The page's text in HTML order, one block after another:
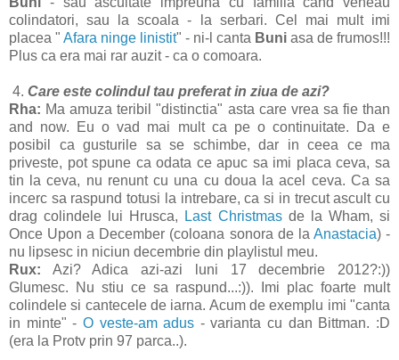
colindatori, sau la scoala - la serbari. Cel mai mult imi
placea " Afara ninge linistit" - ni-l canta Buni asa de frumos!!!
Plus ca era mai rar auzit - ca o comoara.
4. Care este colindul tau preferat in ziua de azi?
Rha: Ma amuza teribil "distinctia" asta care vrea sa fie than
and now. Eu o vad mai mult ca pe o continuitate. Da e
posibil ca gusturile sa se schimbe, dar in ceea ce ma
priveste, pot spune ca odata ce apuc sa imi placa ceva, sa
tin la ceva, nu renunt cu una cu doua la acel ceva. Ca sa
incerc sa raspund totusi la intrebare, ca si in trecut ascult cu
drag colindele lui Hrusca,
Last Christmasde la Wham, si
Once Upon a December (coloana sonora de la Anastacia) -
nu lipsesc in niciun decembrie din playlistul meu.
Rux: Azi? Adica azi-azi luni 17 decembrie 2012?:))
Glumesc. Nu stiu ce sa raspund...:)). Imi plac foarte mult
colindele si cantecele de iarna. Acum de exemplu imi "canta
in minte" - O veste-am adus - varianta cu dan Bittman. :D
(era la Protv prin 97 parca..).